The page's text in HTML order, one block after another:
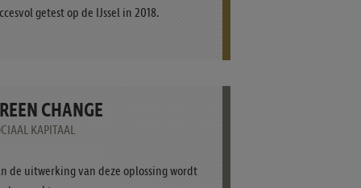
getest op de IJssel in 2018.
CHANGE
KAPITAAL
de uitwerking van deze oplossing wordt